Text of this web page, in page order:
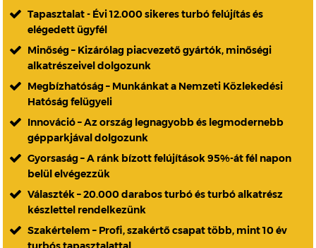
Tapasztalat - Évi 12.000 sikeres turbó felújítás és
elégedett ügyfél
Minőség – Kizárólag piacvezető gyártók, minőségi
alkatrészeivel dolgozunk
Megbízhatóság – Munkánkat a Nemzeti Közlekedési
Hatóság felügyeli
Innováció – Az ország legnagyobb és legmodernebb
gépparkjával dolgozunk
Gyorsaság – A ránk bízott felújítások 95%-át fél napon
belül elvégezzük
Választék – 20.000 darabos turbó és turbó alkatrész
készlettel rendelkezünk
Szakértelem – Profi, szakértő csapat több, mint 10 év